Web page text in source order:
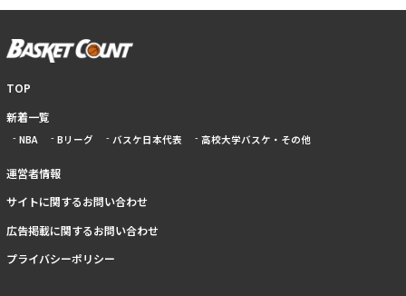
TOP
新着一覧
NBA Bリーグ バスケ日本代表 高校大学バスケ・その他
運営者情報
サイトに関するお問い合わせ
広告掲載に関するお問い合わせ
プライバシーポリシー